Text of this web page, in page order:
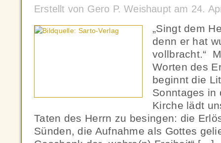
Erstellt von Gero P. Weishaupt am 24.
„Singt dem
denn er hat
vollbracht.“
Worten des
beginnt die
Sonntages
Kirche lädt
Taten des Herrn zu besingen: die
Sünden, die Aufnahme als Gottes